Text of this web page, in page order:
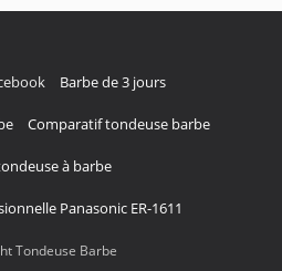
Barbe de 3 jours
Comparatif tondeuse barbe
à barbe
Panasonic ER-1611
Tondeuse Barbe